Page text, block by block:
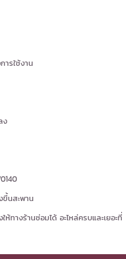
รใช้งาน
ง
ขึ้นสะพาน
ทางร้านซ่อมได้ อะไหล่ครบและเยอะที่